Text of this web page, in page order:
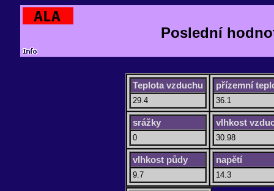
Poslední
Teplota vzduchu
29.4
přízemní
36.1
srážky
0
vlhkost
30.98
vlhkost půdy
9.7
napětí
14.3